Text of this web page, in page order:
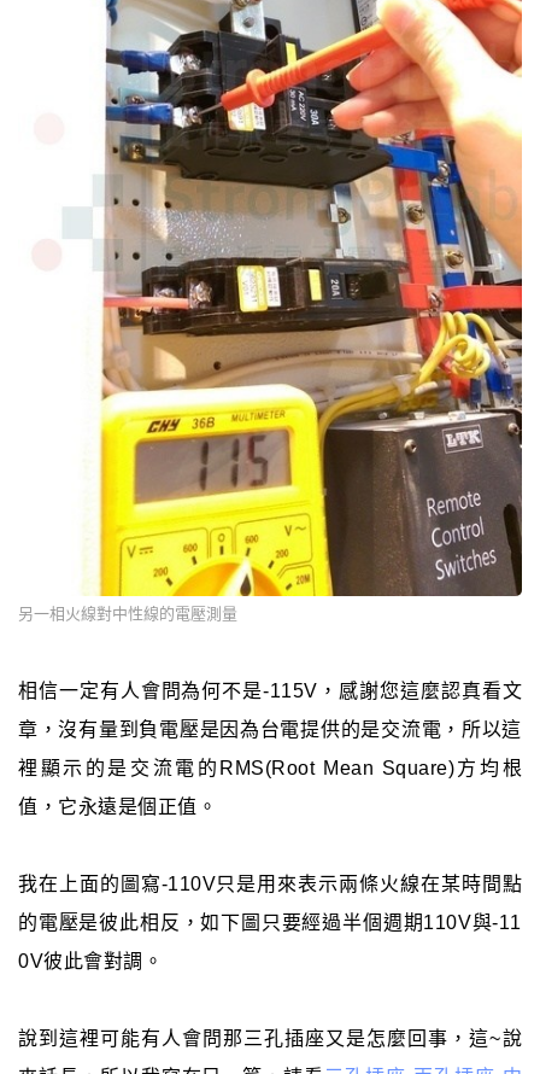
另一相火線對中性線的電壓測量
相信一定有人會問為何不是-115V，感謝您這麼認真看文
章，沒有量到負電壓是因為台電提供的是交流電，所以這
裡顯示的是交流電的RMS(Root Mean Square)方均根
值，它永遠是個正值。
我在上面的圖寫-110V只是用來表示兩條火線在某時間點
的電壓是彼此相反，如下圖只要經過半個週期110V與-11
0V彼此會對調。
說到這裡可能有人會問那三孔插座又是怎麼回事，這~說